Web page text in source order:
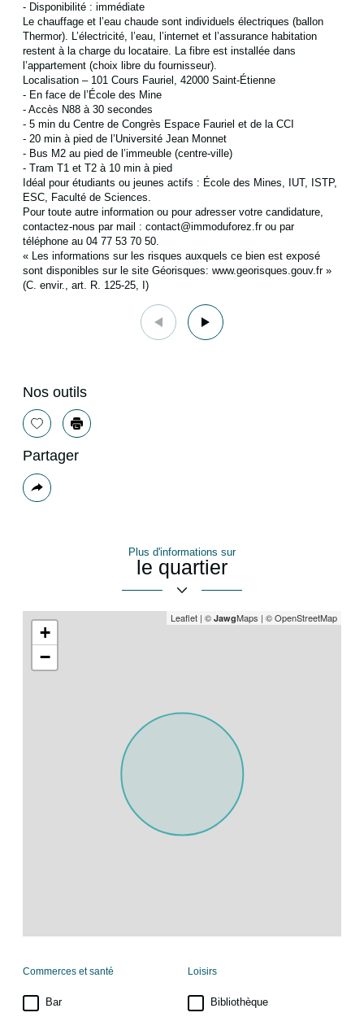
- Disponibilité : immédiate
Le chauffage et l’eau chaude sont individuels électriques (ballon
Thermor). L’électricité, l’eau, l’internet et l’assurance habitation
restent à la charge du locataire. La fibre est installée dans
l’appartement (choix libre du fournisseur).
Localisation – 101 Cours Fauriel, 42000 Saint-Étienne
- En face de l’École des Mine
- Accès N88 à 30 secondes
- 5 min du Centre de Congrès Espace Fauriel et de la CCI
- 20 min à pied de l’Université Jean Monnet
- Bus M2 au pied de l’immeuble (centre-ville)
- Tram T1 et T2 à 10 min à pied
Idéal pour étudiants ou jeunes actifs : École des Mines, IUT, ISTP,
ESC, Faculté de Sciences.
Pour toute autre information ou pour adresser votre candidature,
contactez-nous par mail : contact@immoduforez.fr ou par
téléphone au 04 77 53 70 50.
« Les informations sur les risques auxquels ce bien est exposé
sont disponibles sur le site Géorisques: www.georisques.gouv.fr »
(C. envir., art. R. 125-25, I)
Nos outils
Sélectionner
Imprimer
Partager
Plus
de
Plus d'informations sur
le quartier
+
−
Leaflet | © JawgMaps | © OpenStreetMap
Commerces et santé
Bar
Loisirs
Bibliothèque